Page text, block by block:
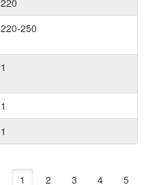
220
220-250
1
1
1
1 2 3 4 5